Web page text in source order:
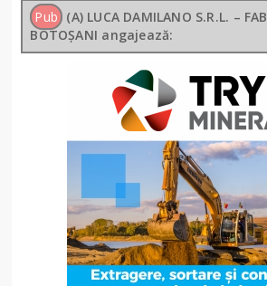
Pub (A) LUCA DAMILANO S.R.L. –
BOTOȘANI angajează: